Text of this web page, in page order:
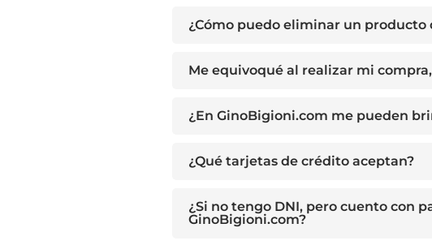
¿Cómo puedo eliminar un producto
Me equivoqué al realizar mi
¿En GinoBigioni.com me pueden
¿Qué tarjetas de crédito aceptan?
¿Si no tengo DNI, pero cuento con
GinoBigioni.com?